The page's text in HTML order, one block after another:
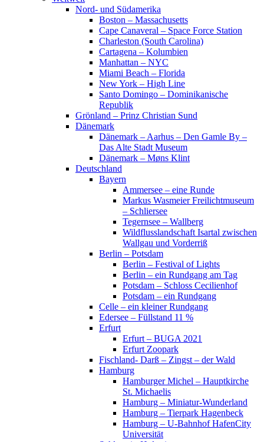
Nord- und Südamerika
Boston – Massachusetts
Cape Canaveral – Space Force Station
Charleston (South Carolina)
Cartagena – Kolumbien
Manhattan – NYC
Miami Beach – Florida
New York – High Line
Santo Domingo – Dominikanische
Republik
Grönland – Prinz Christian Sund
Dänemark
Dänemark – Aarhus – Den Gamle By –
Das Alte Stadt Museum
Dänemark – Møns Klint
Deutschland
Bayern
Ammersee – eine Runde
Markus Wasmeier Freilichtmuseum
– Schliersee
Tegernsee – Wallberg
Wildflusslandschaft Isartal zwischen
Wallgau und Vorderriß
Berlin – Potsdam
Berlin – Festival of Lights
Berlin – ein Rundgang am Tag
Potsdam – Schloss Cecilienhof
Potsdam – ein Rundgang
Celle – ein kleiner Rundgang
Edersee – Füllstand 11 %
Erfurt
Erfurt – BUGA 2021
Erfurt Zoopark
Fischland- Darß – Zingst – der Wald
Hamburg
Hamburger Michel – Hauptkirche
St. Michaelis
Hamburg – Miniatur-Wunderland
Hamburg – Tierpark Hagenbeck
Hamburg – U-Bahnhof HafenCity
Universität